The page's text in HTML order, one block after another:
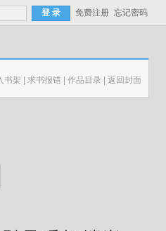
免费注册 忘记密码
书架 | 求书报错 | 作品目录 | 返回封面